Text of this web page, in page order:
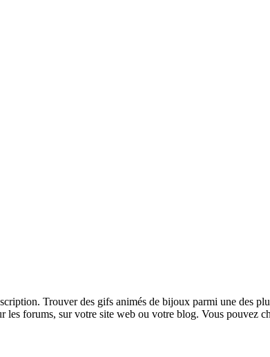
Trouver des gifs animés de bijoux parmi une des
les forums, sur votre site web ou votre blog. Vous pouvez